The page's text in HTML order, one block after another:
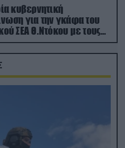
κυβερνητική
για την γκάφα του
ΣΕΑ Θ.Ντόκου με τους
φαρσέρ